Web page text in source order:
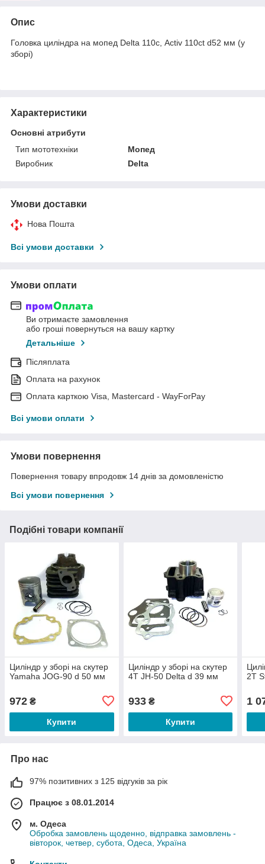
Опис
Головка циліндра на мопед Delta 110с, Activ 110ct d52 мм (у
зборі)
Характеристики
Основні атрибути
Тип мототехніки
Мопед
Виробник
Delta
Умови доставки
Нова Пошта
Всі умови доставки
Умови оплати
Ви отримаєте замовлення
або гроші повернуться на вашу картку
Детальніше
Післяплата
Оплата на рахунок
Оплата карткою Visa, Mastercard - WayForPay
Всі умови оплати
Умови повернення
Повернення товару впродовж 14 днів за домовленістю
Всі умови повернення
Подібні товари компанії
Циліндр у зборі на скутер
Yamaha JOG-90 d 50 мм
972 ₴
Купити
Циліндр у зборі на скутер
4T JH-50 Delta d 39 мм
933₴
Купити
2Т
1
Про нас
97% позитивних з 125 відгуків за рік
Працює з 08.01.2014
м. Одеса
Обробка замовлень щоденно, відправка замовлень -
вівторок, четвер, субота, Одеса, Україна